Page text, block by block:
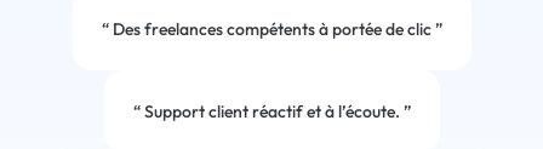
“Des freelances compétents à portée de clic”
“Support client réactif et à l’écoute. ”